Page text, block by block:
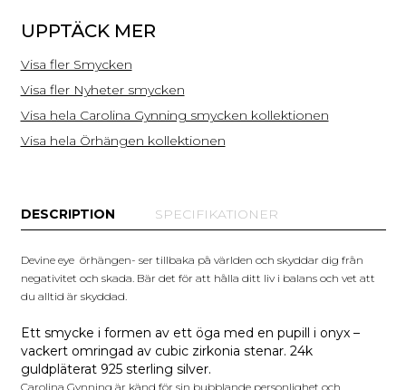
spännande material.
UPPTÄCK MER
Visa fler Smycken
Visa fler Nyheter smycken
Visa hela Carolina Gynning smycken kollektionen
Visa hela Örhängen kollektionen
DESCRIPTION SPECIFIKATIONER
Devine eye örhängen- ser tillbaka på världen och skyddar dig från
negativitet och skada. Bär det för att hålla ditt liv i balans och vet att
du alltid är skyddad.
Ett smycke i formen av ett öga med en pupill i onyx –
vackert omringad av cubic zirkonia stenar. 24k
guldpläterat 925 sterling silver.
Carolina Gynning är känd för sin bubblande personlighet och